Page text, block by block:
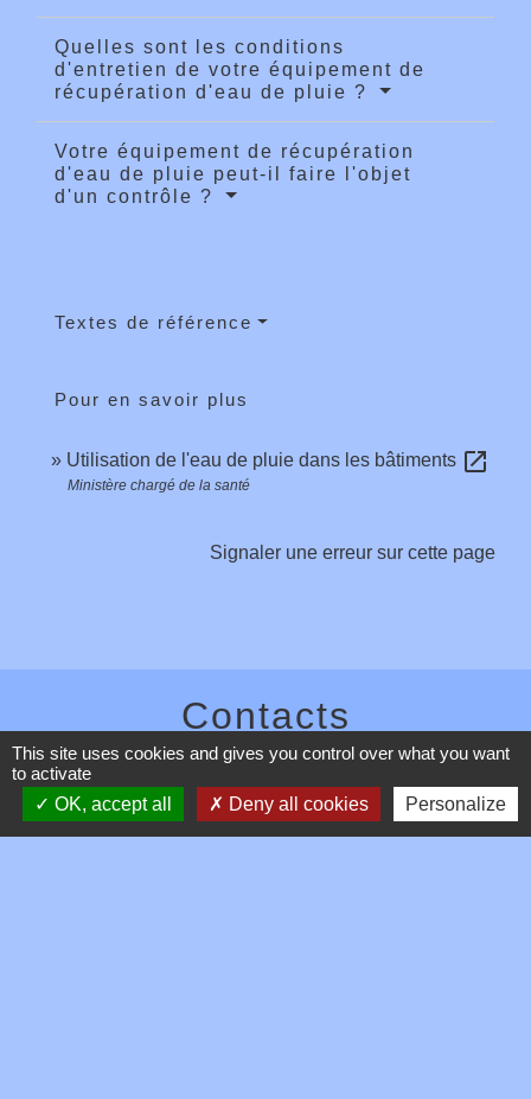
Quelles sont les conditions
d'entretien de votre équipement de
récupération d'eau de pluie ?
Votre équipement de récupération
d'eau de pluie peut-il faire l'objet
d'un contrôle ?
Textes de référence
Pour en savoir plus
Utilisation de l'eau de pluie dans les bâtiments open_in_new
Ministère chargé de la santé
Signaler une erreur sur cette page
Contacts
Commune de Toussieux
346, Route du Morbier
01600 Toussieux - FRANCE
This site uses cookies and gives you control over what you want
to activate
OK, accept all
Deny all cookies Personalize